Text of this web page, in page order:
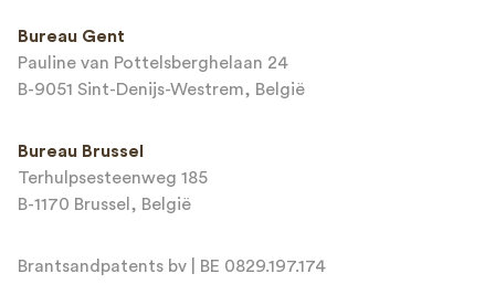
E-mailadres*
Bericht*
Bureau Gent
Pauline van Pottelsberghelaan 24
B-9051 Sint-Denijs-Westrem, België
Bureau Brussel
Terhulpsesteenweg 185
B-1170 Brussel, België
Brantsandpatents bv | BE 0829.197.174